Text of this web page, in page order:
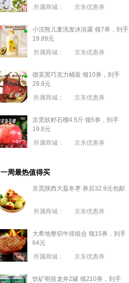
所属商城： 京东优惠券
小浣熊儿童洗发沐浴露 领7券，到手
19.89元
所属商城：
京东优惠券
德芙黑巧克力桶装 领10券，到手
29.9元
所属商城：
京东优惠券
京觅软籽石榴4.5斤 领5券，到手
19.8元
所属商城：
京东优惠券
一周最热值得买
京觅陕西大荔冬枣 券后32.9元包邮
所属商城： 京东优惠券
大希地整切牛排组合 领15券，到手
64元
所属商城：
京东优惠券
饮矿明前龙井2罐 领210券，到手